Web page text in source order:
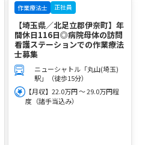
作業療法士 正社員
【埼玉県／北足立郡伊奈町】年
間休日116日◎病院母体の訪問
看護ステーションでの作業療法
士募集
ニューシャトル「丸山(埼玉)
駅」（徒歩15分）
【月収】22.0万円 ～ 29.0万円程
度（諸手当込み）